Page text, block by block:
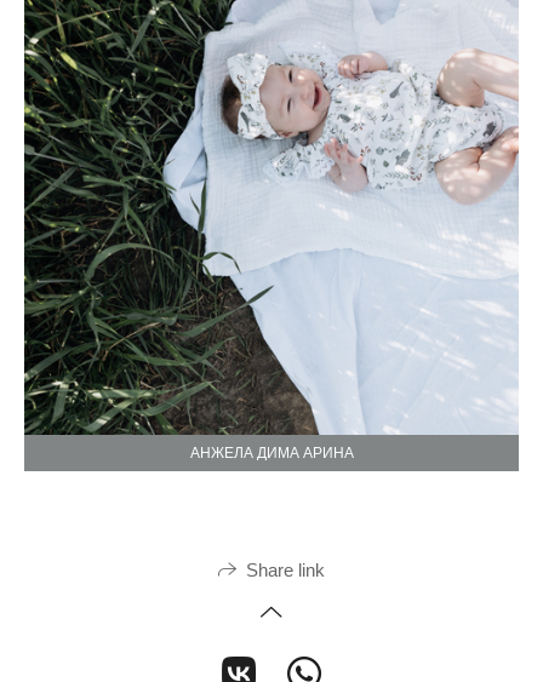
АНЖЕЛА ДИМА АРИНА
Share link